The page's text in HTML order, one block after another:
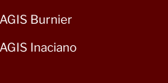
Burnier
Inaciano